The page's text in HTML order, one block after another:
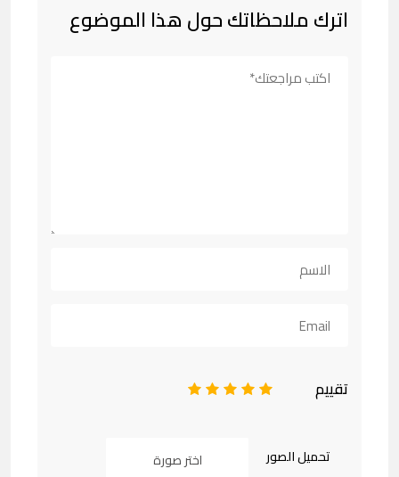
اترك ملاحظاتك حول هذا الموضوع
تقييم 5
4
3
2
تحميل الصور اختر صورة